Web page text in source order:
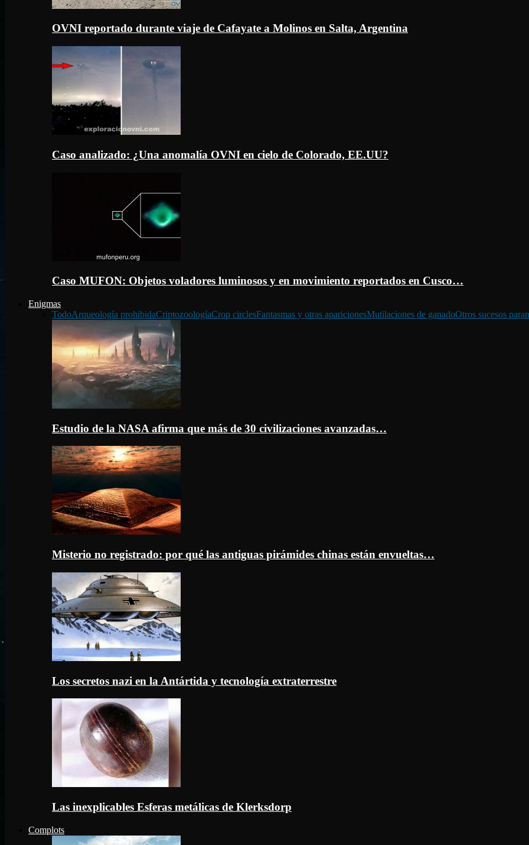
OVNI reportado durante viaje de Cafayate a Molinos en Salta, Argentina
Caso analizado: ¿Una anomalía OVNI en cielo de Colorado, EE.UU?
Caso MUFON: Objetos voladores luminosos y en movimiento reportados en Cusco…
Enigmas
TodoArqueología prohibidaCriptozoologíaCrop circlesFantasmas y otras aparicionesMutilaciones de ganadoOtros sucesos
Estudio de la NASA afirma que más de 30 civilizaciones avanzadas…
Misterio no registrado: por qué las antiguas pirámides chinas están envueltas…
Los secretos nazi en la Antártida y tecnología extraterrestre
Las inexplicables Esferas metálicas de Klerksdorp
Complots